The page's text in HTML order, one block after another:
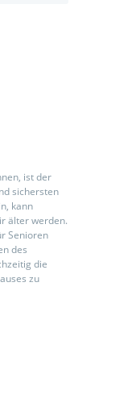
ist der
sichersten
kann
älter werden.
Senioren
des
die
zu